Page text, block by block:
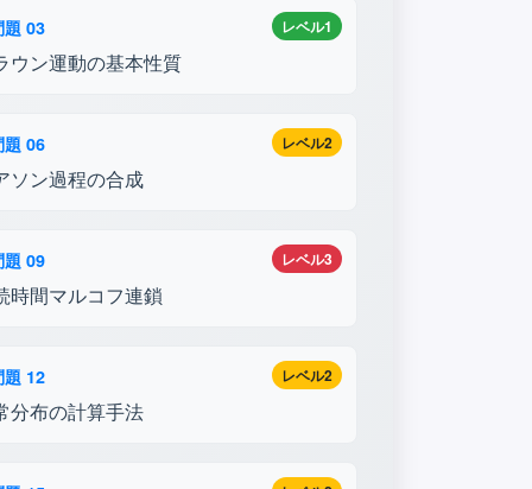
レベル1
題 03
ウン運動の基本性質
レベル2
題 06
ソン過程の合成
レベル3
題 09
時間マルコフ連鎖
レベル2
題 12
分布の計算手法